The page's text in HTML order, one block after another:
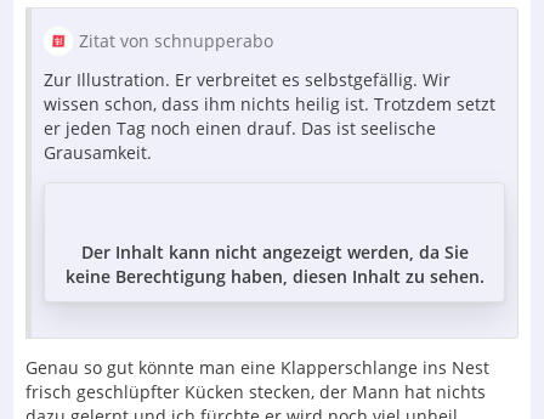
Zitat von schnupperabo
Zur Illustration. Er verbreitet es selbstgefällig. Wir
wissen schon, dass ihm nichts heilig ist. Trotzdem setzt
er jeden Tag noch einen drauf. Das ist seelische
Grausamkeit.
Der Inhalt kann nicht angezeigt werden, da Sie
keine Berechtigung haben, diesen Inhalt zu sehen.
Genau so gut könnte man eine Klapperschlange ins Nest
frisch geschlüpfter Kücken stecken, der Mann hat nichts